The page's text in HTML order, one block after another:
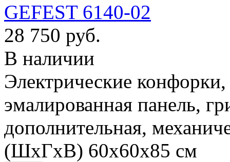
GEFEST 6140-02
28 750 руб.
В наличии
Электрические конфорки,
эмалированная панель,
дополнительная,
(ШхГхВ) 60x60x85 см